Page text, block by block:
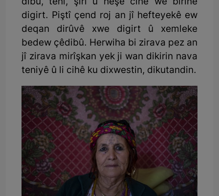
digirt. Piştî çend roj an jî hefteyekê ew
deqan dirûvê xwe digirt û xemleke
bedew çêdibû. Herwiha bi zirava pez an
jî zirava mirîşkan yek ji wan dikirin nava
teniyê û li cihê ku dixwestin, dikutandin.